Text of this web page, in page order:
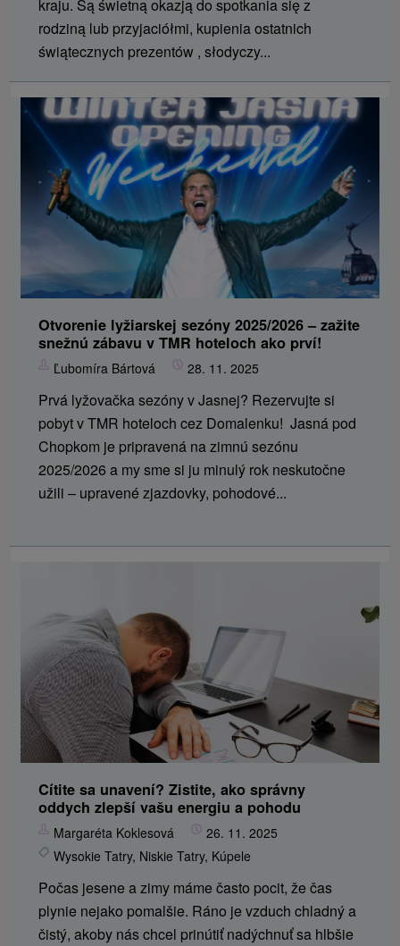
kraju. Są świetną okazją do spotkania się z
rodziną lub przyjaciółmi, kupienia ostatnich
świątecznych prezentów , słodyczy...
Otvorenie lyžiarskej sezóny 2025/2026 – zažite
snežnú zábavu v TMR hoteloch ako prví!
Ľubomíra Bártová 28. 11. 2025
Prvá lyžovačka sezóny v Jasnej? Rezervujte si
pobyt v TMR hoteloch cez Domalenku! Jasná pod
Chopkom je pripravená na zimnú sezónu
2025/2026 a my sme si ju minulý rok neskutočne
užili – upravené zjazdovky, pohodové...
Cítite sa unavení? Zistite, ako správny
oddych zlepší vašu energiu a pohodu
Margaréta Koklesová
26. 11. 2025
Wysokie Tatry, Niskie Tatry, Kúpele
Počas jesene a zimy máme často pocit, že čas
plynie nejako pomalšie. Ráno je vzduch chladný a
čistý, akoby nás chcel prinútiť nadýchnuť sa hlbšie